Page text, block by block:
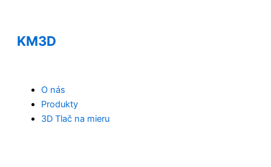
KM3D
O nás
Produkty
3D Tlač na mieru